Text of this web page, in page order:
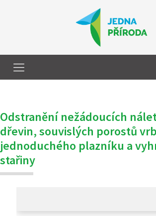
Odstranění nežádoucích
dřevin, souvislých porostů
jednoduchého plazníku a
stařiny